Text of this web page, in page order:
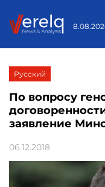
Русский
По вопросу
заявление
06.12.2018